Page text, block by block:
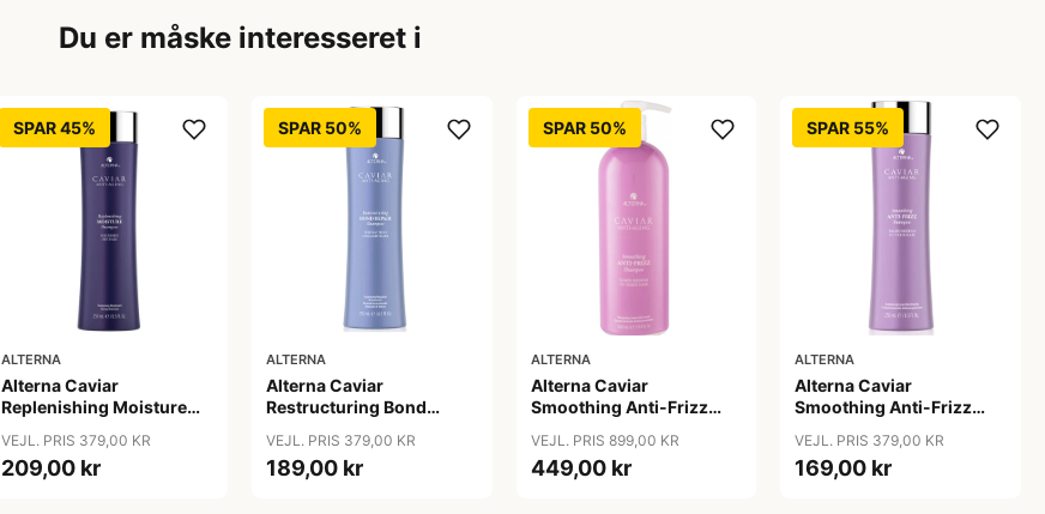
Du er måske interesseret i
SPAR 45%
ALTERNA
Alterna Caviar
Replenishing Moisture
VEJL. PRIS 379,00 KR
209,00 kr
SPAR 50%
ALTERNA
Alterna Caviar
Restructuring Bond
VEJL. PRIS 379,00 KR
189,00 kr
SPAR 50%
ALTERNA
Alterna Caviar
Smoothing Anti-Frizz
VEJL. PRIS 899,00 KR
449,00 kr
SPAR 55%
ALTERNA
Alterna Caviar
Smoothing Anti-Frizz
VEJL. PRIS 379,00 KR
169,00 kr